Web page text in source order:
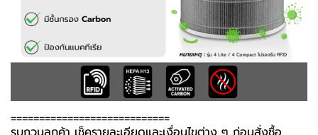
============================